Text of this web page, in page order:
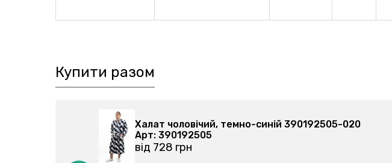
Купити разом
Халат чоловічий, темно-синій 390192505-020
Арт: 390192505
від 728 грн